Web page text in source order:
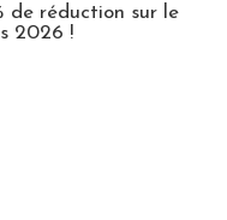
de réduction sur le
2026 !